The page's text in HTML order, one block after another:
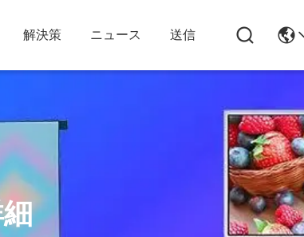
解決策 ニュース 送信